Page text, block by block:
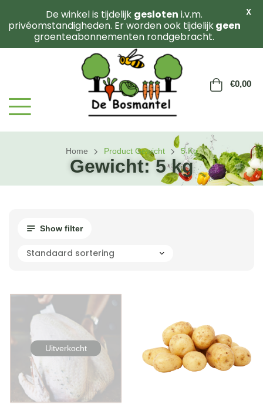
€0,00
Home Product Gewicht 5 Kg
Gewicht:5 kg
Show filter
Uitverkocht
De winkel is tijdelijk gesloten i.v.m.
privéomstandigheden. Er worden ook tijdelijkgeen
groenteabonnementen rondgebracht.
X